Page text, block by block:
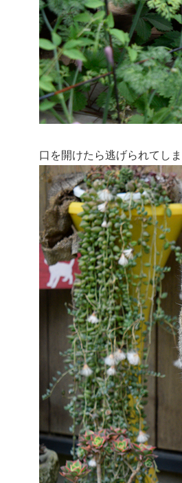
口を開けたら逃げられてし